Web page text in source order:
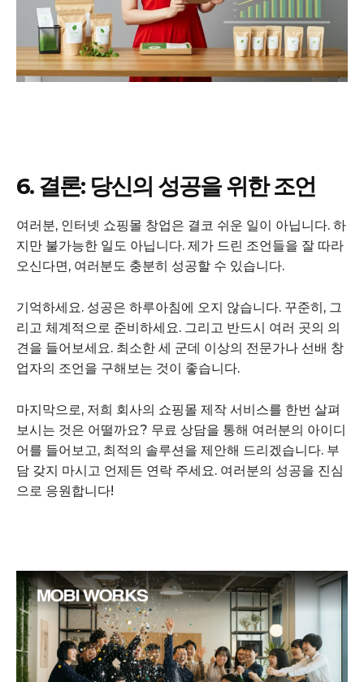
Company
회사소개
구독 플랜
마이페이지
개인정보취급방침
청소년보호정책
6. 결론: 당신의 성공을 위한 조언
여러분, 인터넷 쇼핑몰 창업은 결코 쉬운 일이 아닙니다. 하
지만 불가능한 일도 아닙니다. 제가 드린 조언들을 잘 따라
오신다면, 여러분도 충분히 성공할 수 있습니다.
기억하세요. 성공은 하루아침에 오지 않습니다. 꾸준히, 그
리고 체계적으로 준비하세요. 그리고 반드시 여러 곳의 의
견을 들어보세요. 최소한 세 군데 이상의 전문가나 선배 창
업자의 조언을 구해보는 것이 좋습니다.
마지막으로, 저희 회사의 쇼핑몰 제작 서비스를 한번 살펴
보시는 것은 어떨까요? 무료 상담을 통해 여러분의 아이디
어를 들어보고, 최적의 솔루션을 제안해 드리겠습니다. 부
담 갖지 마시고 언제든 연락 주세요. 여러분의 성공을 진심
으로 응원합니다!